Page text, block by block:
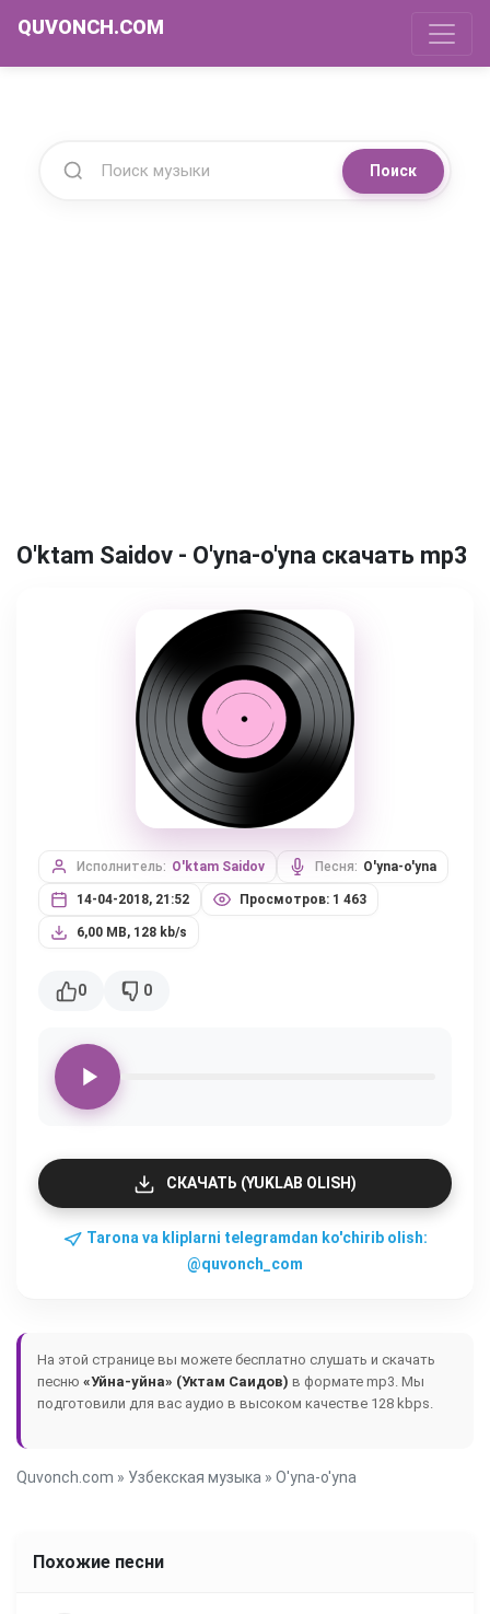
QUVONCH.COM
Поиск
O'ktam Saidov - O'yna-o'yna скачать mp3
Исполнитель: O'ktam Saidov Песня: O'yna-o'yna
14-04-2018, 21:52 Просмотров: 1 463
6,00 MB, 128 kb/s
0 0
СКАЧАТЬ (YUKLAB OLISH)
Tarona va kliplarni telegramdan ko'chirib olish:
@quvonch_com
На этой странице вы можете бесплатно слушать и скачать
песню «Уйна-уйна» (Уктам Саидов) в формате mp3. Мы
подготовили для вас аудио в высоком качестве 128 kbps.
Quvonch.com » Узбекская музыка » O'yna-o'yna
Похожие песни